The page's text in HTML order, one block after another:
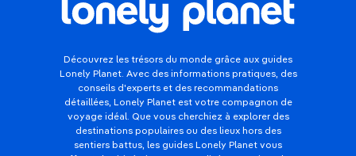
Découvrez les trésors du monde grâce aux guides
Lonely Planet. Avec des informations pratiques, des
conseils d'experts et des recommandations
détaillées, Lonely Planet est votre compagnon de
voyage idéal. Que vous cherchiez à explorer des
destinations populaires ou des lieux hors des
sentiers battus, les guides Lonely Planet vous